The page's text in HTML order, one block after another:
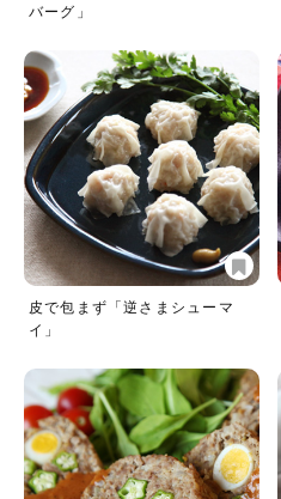
バーグ」
皮で包まず「逆さまシューマ
イ」